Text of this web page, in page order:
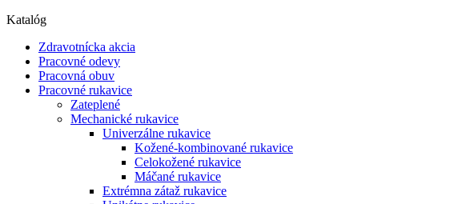
Katalóg
Zdravotnícka akcia
Pracovné odevy
Pracovná obuv
Pracovné rukavice
Zateplené
Mechanické rukavice
Univerzálne rukavice
Kožené-kombinované rukavice
Celokožené rukavice
Máčané rukavice
Extrémna zátaž rukavice